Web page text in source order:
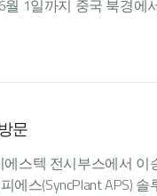
1일까지 중국 북경에
문
스텍 전시부스에서 이
스(SyncPlant APS) 솔